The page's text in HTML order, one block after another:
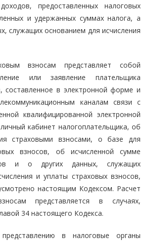
предоставленных налоговых
и удержанных суммах налога, а
служащих основанием для исчисления
взносам представляет собой
или заявление плательщика
составленное в электронной форме и
каналам связи с
квалифицированной электронной
кабинет налогоплательщика, об
страховыми взносами, о базе для
взносов, об исчисленной сумме
и о других данных, служащих
и уплаты страховых взносов,
настоящим Кодексом. Расчет
представляется в случаях,
34 настоящего Кодекса.
в налоговые органы